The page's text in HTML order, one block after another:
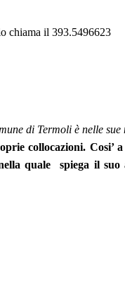
chiama il 393.5496623
di Termoli è nelle sue
collocazioni. Cosi’
quale spiega il